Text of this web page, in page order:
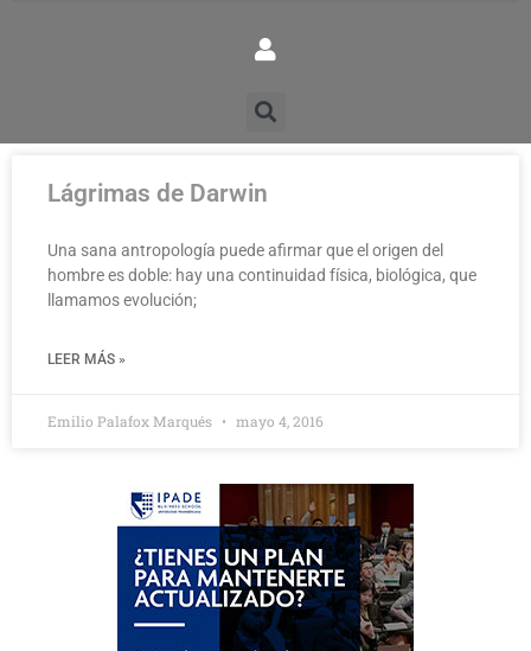
Lágrimas de Darwin
Una sana antropología puede afirmar que el origen del
hombre es doble: hay una continuidad física, biológica, que
llamamos evolución;
LEER MÁS »
Emilio Palafox Marqués mayo 4, 2016